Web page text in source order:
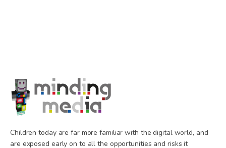
Children today are far more familiar with the digital world, and
are exposed early on to all the opportunities and risks it